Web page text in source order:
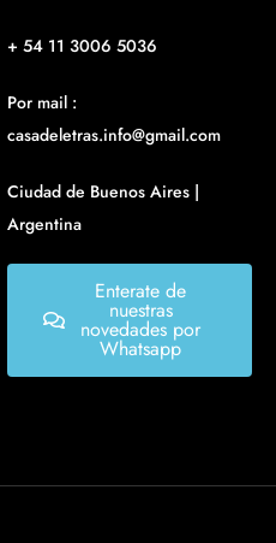
+ 54 11 3006 5036
Por mail :
casadeletras.info@gmail.com
Ciudad de Buenos Aires |
Argentina
Enterate de
nuestras
novedades por
Whatsapp